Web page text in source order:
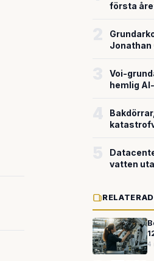
första
Jonathan
Voi-
hemlig
vatten
4